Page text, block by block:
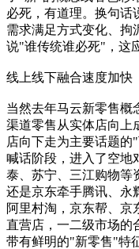
必死，有道理。换句话
需求满足方式变化、拘
说"谁传统谁必死"，这
线上线下融合速度加快
当然去年马云新零售概
渠道零售从实体店向上
店向下走为主要话题
喊话阶段，进入了空地
泰、苏宁、三江购物等
还是京东牵手腾讯、永
阿里村淘，京东帮、京
直营店，一二级市场的
带有鲜明的"新零售"特